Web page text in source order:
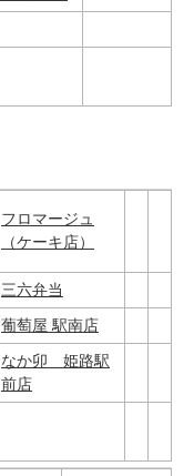
フロマージュ
（ケーキ店）
三六弁当
葡萄屋 駅南店
なか卯 姫路駅
前店